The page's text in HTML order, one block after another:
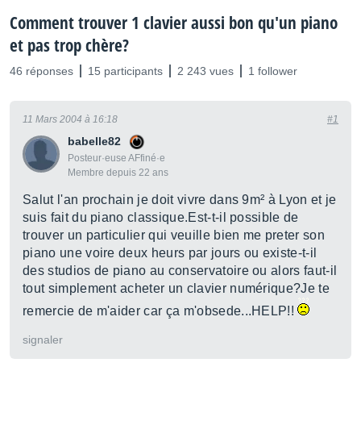
Comment trouver 1 clavier aussi bon qu'un piano
et pas trop chère?
46 réponses 15 participants 2 243 vues 1 follower
babelle82
Posteur·euse AFfiné·e
Membre depuis 22 ans
11 Mars 2004 à 16:18 #1
Salut l'an prochain je doit vivre dans 9m² à Lyon et je
suis fait du piano classique.Est-t-il possible de
trouver un particulier qui veuille bien me preter son
piano une voire deux heurs par jours ou existe-t-il
des studios de piano au conservatoire ou alors faut-il
tout simplement acheter un clavier numérique?Je te
remercie de m'aider car ça m'obsede...HELP!!
signaler